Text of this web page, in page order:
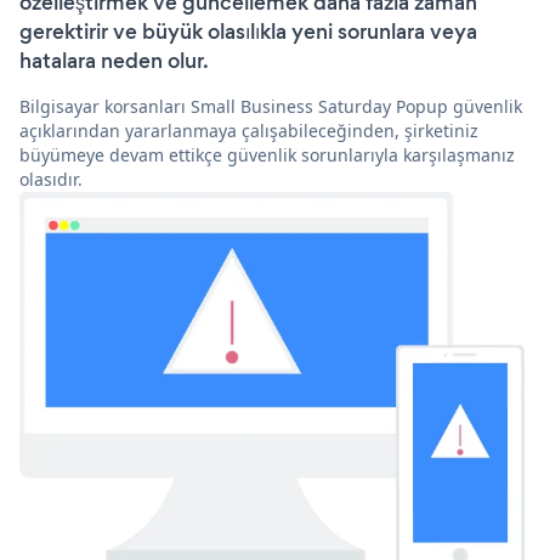
gerektirir ve büyük olasılıkla yeni sorunlara veya
hatalara neden olur.
Bilgisayar korsanları Small Business Saturday Popup güvenlik
açıklarından yararlanmaya çalışabileceğinden, şirketiniz
büyümeye devam ettikçe güvenlik sorunlarıyla karşılaşmanız
olasıdır.